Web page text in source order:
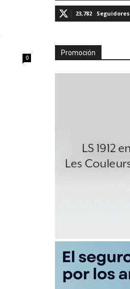
0
23,782 Seguidores
Promoción